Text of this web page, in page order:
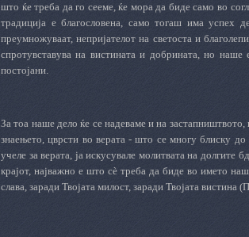
што ќе треба да го сееме, ќе мора да биде само во
традиција е благословена, само тогаш има успех
преумножуваат, непријателот на светоста и
спротувставува на вистината и добрината, но
постојани.
За тоа наше дело ќе се надеваме и на
знаењето, цврсти во верата - што се многу блиску
учеле за верата, ја искусувале молитвата на
крајот, најважно е што сè треба да биде во името
слава, заради Твојата милост, заради Твојата вистина